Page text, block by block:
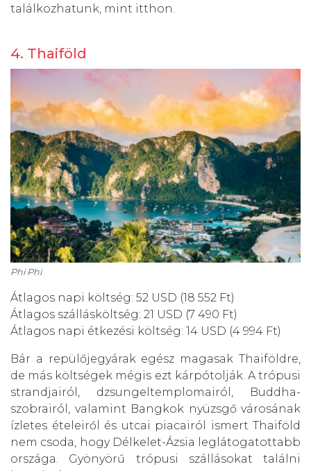
találkozhatunk, mint itthon.
4. Thaiföld
Phi Phi
Átlagos napi költség: 52 USD (18 552 Ft)
Átlagos szállásköltség: 21 USD (7 490 Ft)
Átlagos napi étkezési költség: 14 USD (4 994 Ft)
Bár a repülőjegyárak egész magasak Thaiföldre,
de más költségek mégis ezt kárpótolják. A trópusi
strandjairól, dzsungeltemplomairól, Buddha-
szobrairól, valamint Bangkok nyüzsgő városának
ízletes ételeiről és utcai piacairól ismert Thaiföld
nem csoda, hogy Délkelet-Ázsia leglátogatottabb
országa. Gyönyörű trópusi szállásokat találni